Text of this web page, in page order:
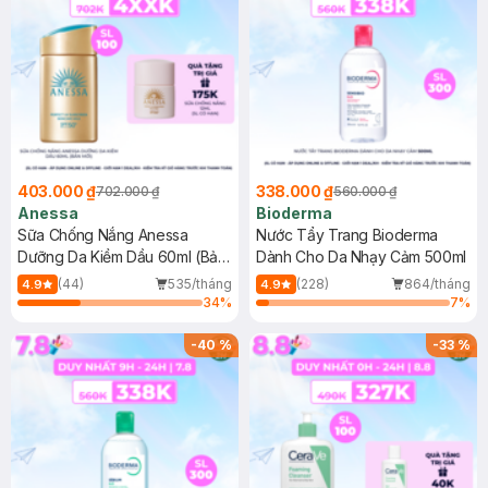
403.000 ₫702.000 ₫
Anessa
Sữa Chống Nắng Anessa
Dưỡng Da Kiềm Dầu 60ml (Bản
Mới)
4.9 (44)
535/tháng
34%
338.000 ₫560.000 ₫
Bioderma
Nước Tẩy Trang Bioderma
Dành Cho Da Nhạy Cảm 500ml
4.9 (228)
864/tháng
7%
-40% -33%